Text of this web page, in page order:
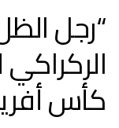
“رجل
الركراكي
كأس